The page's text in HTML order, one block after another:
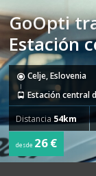
GoOpti
Estación
Celje, Eslovenia
Estación central
Distancia 54km
desde 26 €